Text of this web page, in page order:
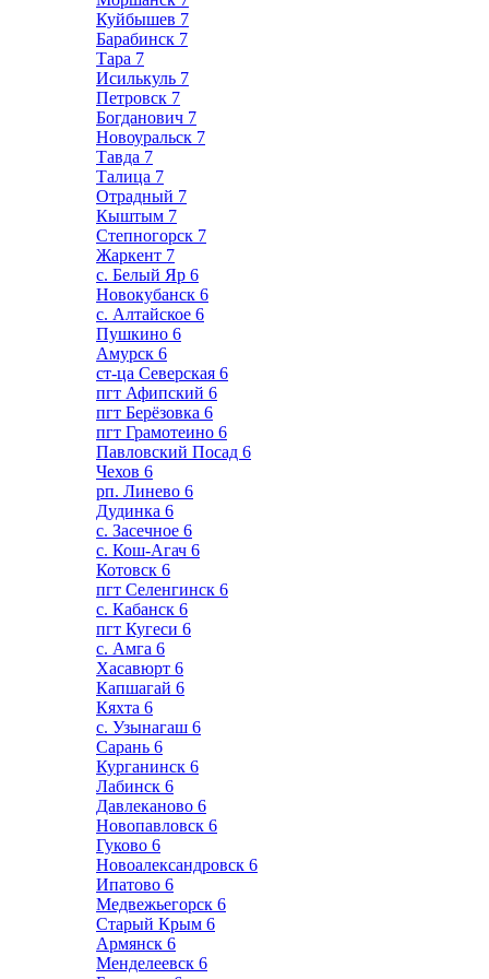
Куйбышев 7
Барабинск 7
Тара 7
Исилькуль 7
Петровск 7
Богданович 7
Новоуральск 7
Тавда 7
Талица 7
Отрадный 7
Кыштым 7
Степногорск 7
Жаркент 7
с. Белый Яр 6
Новокубанск 6
с. Алтайское 6
Пушкино 6
Амурск 6
ст-ца Северская 6
пгт Афипский 6
пгт Берёзовка 6
пгт Грамотеино 6
Павловский Посад 6
Чехов 6
рп. Линево 6
Дудинка 6
с. Засечное 6
с. Кош-Агач 6
Котовск 6
пгт Селенгинск 6
с. Кабанск 6
пгт Кугеси 6
с. Амга 6
Хасавюрт 6
Капшагай 6
Кяхта 6
с. Узынагаш 6
Сарань 6
Курганинск 6
Лабинск 6
Давлеканово 6
Новопавловск 6
Гуково 6
Новоалександровск 6
Ипатово 6
Медвежьегорск 6
Старый Крым 6
Армянск 6
Менделеевск 6